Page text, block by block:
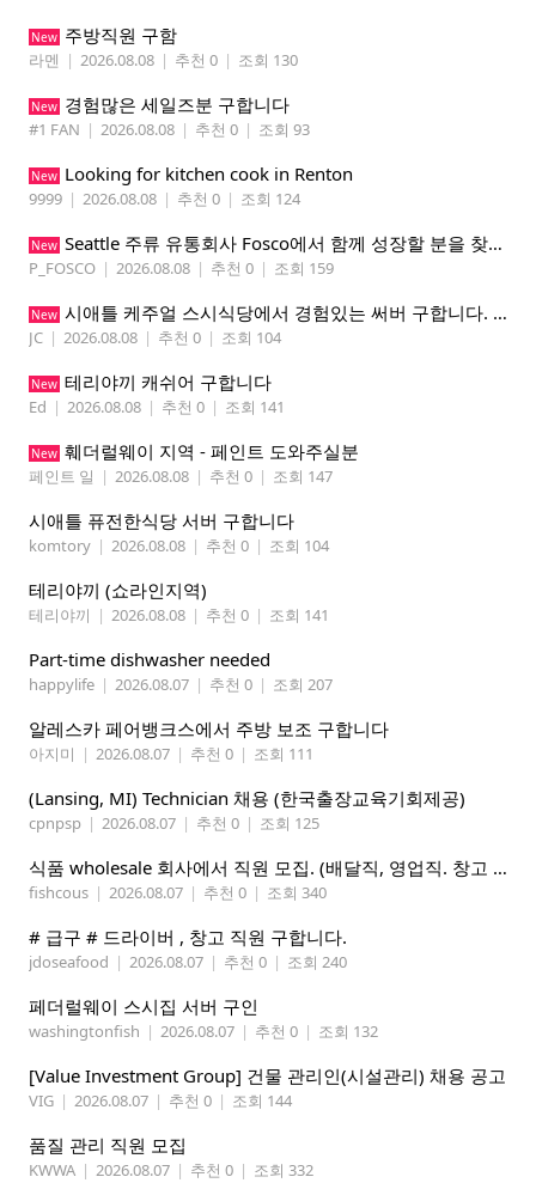
New 주방직원 구함
라멘 | 2026.08.08 | 추천 0 | 조회 130
New 경험많은 세일즈분 구합니다
#1 FAN | 2026.08.08 | 추천 0 | 조회 93
New Looking for kitchen cook in Renton
9999 | 2026.08.08 | 추천 0 | 조회 124
New Seattle 주류 유통회사 Fosco에서 함께 성장할 분을 찾습니다
P_FOSCO | 2026.08.08 | 추천 0 | 조회 159
New 시애틀 케주얼 스시식당에서 경험있는 써버 구합니다. 팁 200 이상
JC | 2026.08.08 | 추천 0 | 조회 104
New 테리야끼 캐쉬어 구합니다
Ed | 2026.08.08 | 추천 0 | 조회 141
New 훼더럴웨이 지역 - 페인트 도와주실분
페인트 일 | 2026.08.08 | 추천 0 | 조회 147
시애틀 퓨전한식당 서버 구합니다
komtory | 2026.08.08 | 추천 0 | 조회 104
테리야끼 (쇼라인지역)
테리야끼 | 2026.08.08 | 추천 0 | 조회 141
Part-time dishwasher needed
happylife | 2026.08.07 | 추천 0 | 조회 207
알레스카 페어뱅크스에서 주방 보조 구합니다
아지미 | 2026.08.07 | 추천 0 | 조회 111
(Lansing, MI) Technician 채용 (한국출장교육기회제공)
cpnpsp | 2026.08.07 | 추천 0 | 조회 125
식품 wholesale 회사에서 직원 모집. (배달직, 영업직. 창고 관리직)
fishcous | 2026.08.07 | 추천 0 | 조회 340
# 급구 # 드라이버 , 창고 직원 구합니다.
jdoseafood | 2026.08.07 | 추천 0 | 조회 240
페더럴웨이 스시집 서버 구인
washingtonfish | 2026.08.07 | 추천 0 | 조회 132
[Value Investment Group] 건물 관리인(시설관리) 채용 공고
VIG | 2026.08.07 | 추천 0 | 조회 144
품질 관리 직원 모집
KWWA | 2026.08.07 | 추천 0 | 조회 332